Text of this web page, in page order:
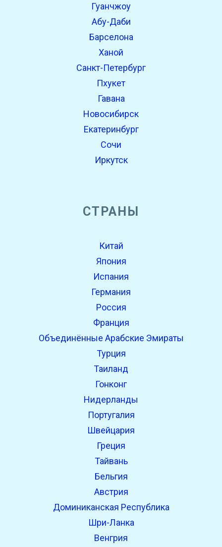
Гуанчжоу
Абу-Даби
Барселона
Ханой
Санкт-Петербург
Пхукет
Гавана
Новосибирск
Екатеринбург
Сочи
Иркутск
СТРАНЫ
Китай
Япония
Испания
Германия
Россия
Франция
Объединённые Арабские Эмираты
Турция
Таиланд
Гонконг
Нидерланды
Португалия
Швейцария
Греция
Тайвань
Бельгия
Австрия
Доминиканская Республика
Шри-Ланка
Венгрия